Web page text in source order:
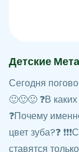
Детские
Сегодня
🙂🙂🙂 ❓В
❓Почему
цвет зуба?❓
ставятся